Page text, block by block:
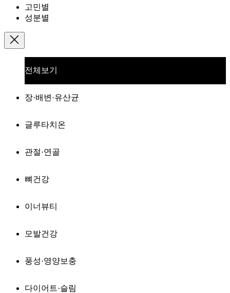
고민별
성분별
전체보기
장·배변·유산균
글루타치온
관절·연골
뼈건강
이너뷰티
모발건강
풍성·영양보충
다이어트·슬림